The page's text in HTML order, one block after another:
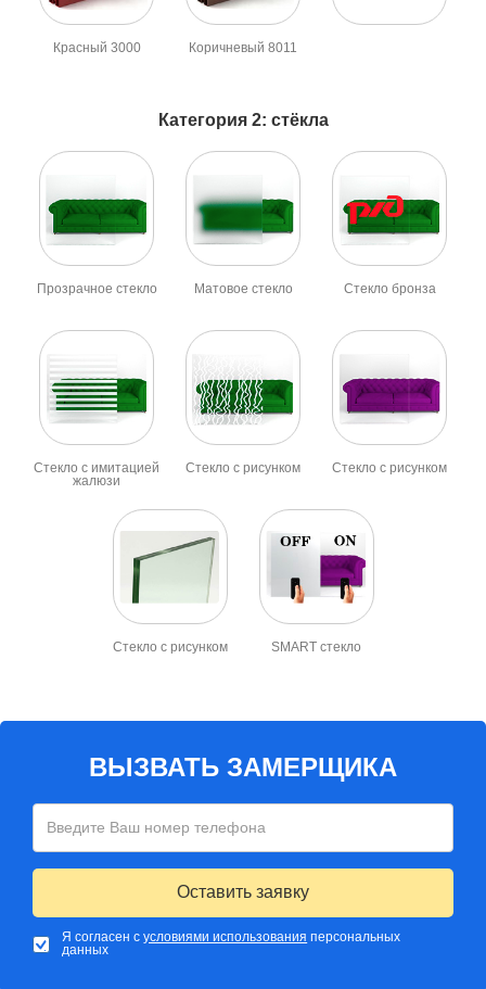
Красный 3000 Коричневый 8011
Категория 2: стёкла
Прозрачное стекло Матовое стекло Стекло бронза
Стекло с имитацией
жалюзи
Стекло с рисунком Стекло с рисунком
Стекло с рисунком SMART стекло
ВЫЗВАТЬ ЗАМЕРЩИКА
Оставить заявку
Я согласен сусловиями использования персональных
данных